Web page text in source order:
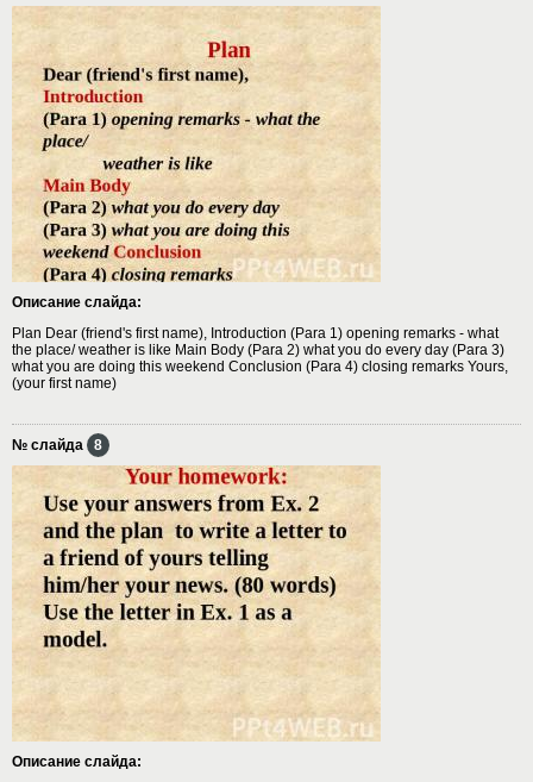
Описание слайда:
Plan Dear (friend's first name), Introduction (Para 1) opening remarks - what
the place/ weather is like Main Body (Para 2) what you do every day (Para 3)
what you are doing this weekend Conclusion (Para 4) closing remarks Yours,
(your first name)
№ слайда 8
Описание слайда: